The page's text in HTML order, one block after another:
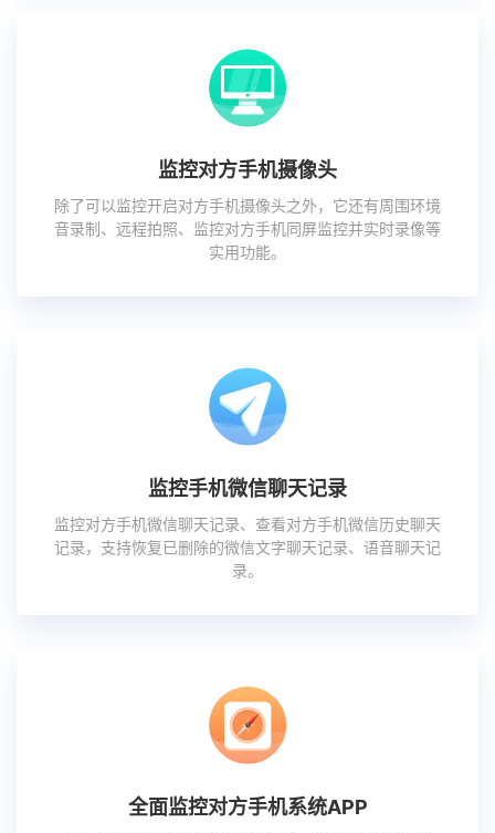
监控对方手机摄像头
除了可以监控开启对方手机摄像头之外，它还有周围环境
音录制、远程拍照、监控对方手机同屏监控并实时录像等
实用功能。
监控手机微信聊天记录
监控对方手机微信聊天记录、查看对方手机微信历史聊天
记录，支持恢复已删除的微信文字聊天记录、语音聊天记
录。
全面监控对方手机系统APP